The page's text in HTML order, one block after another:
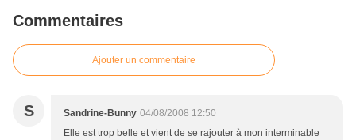
Commentaires
Ajouter un commentaire
S Sandrine-Bunny 04/08/2008 12:50
Elle est trop belle et vient de se rajouter à mon interminable